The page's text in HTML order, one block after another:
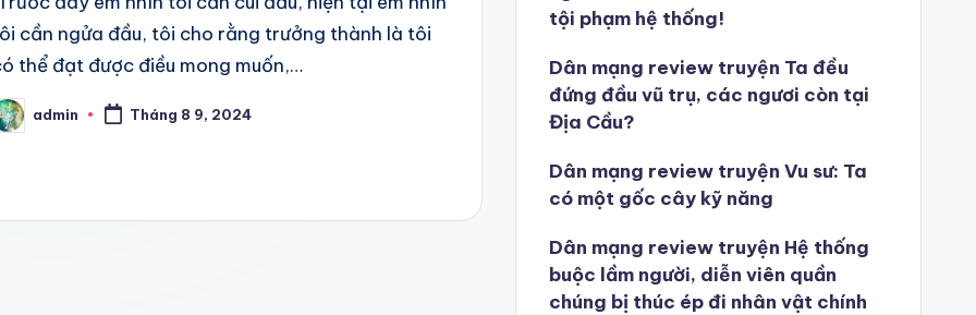
cần ngửa đầu, tôi cho rằng trưởng thành là tôi
thể đạt được điều mong muốn,…
admin Tháng 8 9, 2024
tội phạm hệ thống!
Dân mạng review truyện Ta đều
đứng đầu vũ trụ, các ngươi còn tại
Địa Cầu?
Dân mạng review truyện Vu sư: Ta
có một gốc cây kỹ năng
Dân mạng review truyện Hệ thống
buộc lầm người, diễn viên quần
chúng bị thúc ép đi nhân vật chính